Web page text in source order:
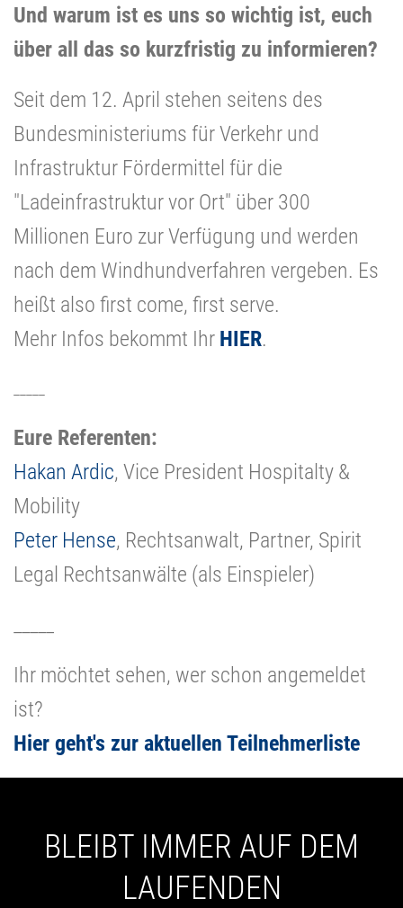
Und warum ist es uns so wichtig ist, euch
über all das so kurzfristig zu informieren?
Seit dem 12. April stehen seitens des
Bundesministeriums für Verkehr und
Infrastruktur Fördermittel für die
"Ladeinfrastruktur vor Ort" über 300
Millionen Euro zur Verfügung und werden
nach dem Windhundverfahren vergeben. Es
heißt also first come, first serve.
Mehr Infos bekommt Ihr HIER.
Eure Referenten:
Hakan Ardic, Vice President Hospitalty &
Mobility
Peter Hense, Rechtsanwalt, Partner, Spirit
Legal Rechtsanwälte (als Einspieler)
Ihr möchtet sehen, wer schon angemeldet
ist?
Hier geht's zur aktuellen Teilnehmerliste
BLEIBT IMMER AUF DEM
LAUFENDEN